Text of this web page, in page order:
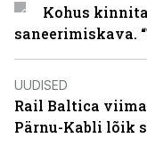
Kohus
saneerimiskava.
UUDISED
Rail Baltica
Pärnu-Kabli lõik